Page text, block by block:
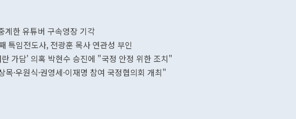
계한 유튜버 구속영장 기각
특임전도사, 전광훈 목사 연관성 부인
가담' 의혹 박현수 승진에 "국정 안정 위한 조치"
목·우원식·권영세·이재명 참여 국정협의회 개최"